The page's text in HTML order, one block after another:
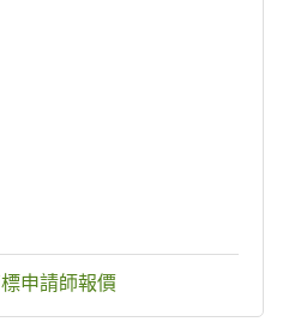
申請師報價